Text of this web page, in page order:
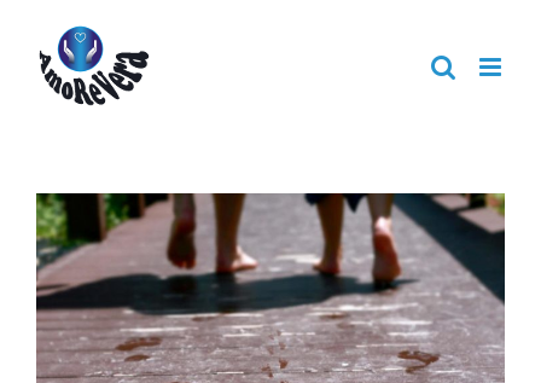
content